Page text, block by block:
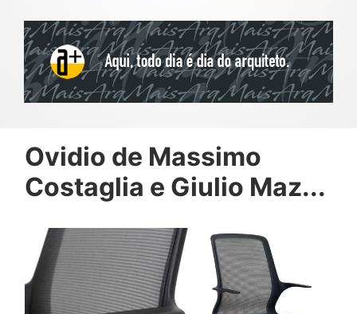
Ovidio de Massimo
Costaglia e Giulio Maz...